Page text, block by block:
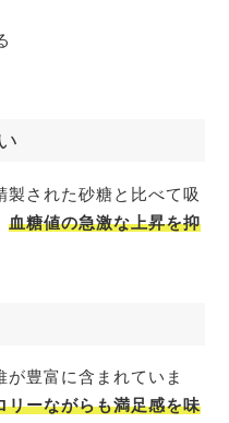
製された砂糖と比べて吸
血糖値の急激な上昇を抑
豊富に含まれていま
リーながらも満足感を味